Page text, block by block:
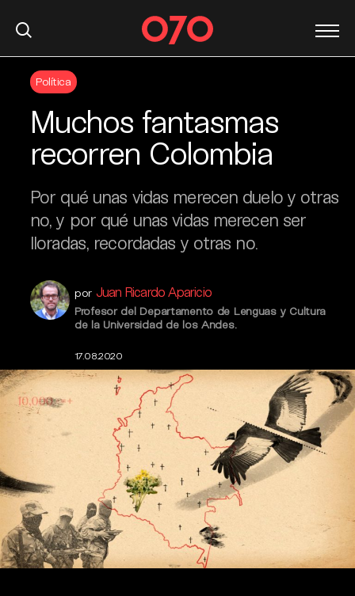
Política
Muchos fantasmas
recorren Colombia
Por qué unas vidas merecen duelo y otras
no, y por qué unas vidas merecen ser
lloradas, recordadas y otras no.
por Juan Ricardo Aparicio
Profesor del Departamento de Lenguas y Cultura
de la Universidad de los Andes.
17.08.2020